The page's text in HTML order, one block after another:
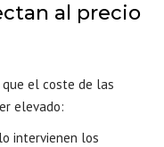
al precio
el coste de las
elevado:
intervienen los